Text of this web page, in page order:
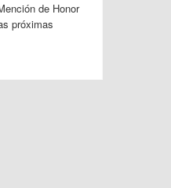
de Honor
próximas